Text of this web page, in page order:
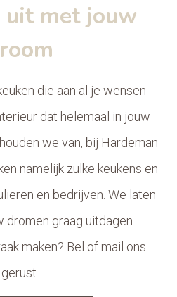
uit met jouw
die aan al je wensen
dat helemaal in jouw
we van, bij Hardeman
namelijk zulke keukens en
en bedrijven. We laten
dromen graag uitdagen.
maken? Bel of mail ons
gerust.